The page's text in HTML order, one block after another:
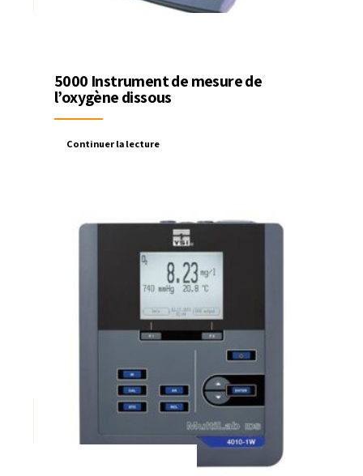
5000 Instrument de mesure de
l’oxygène dissous
Continuer la lecture